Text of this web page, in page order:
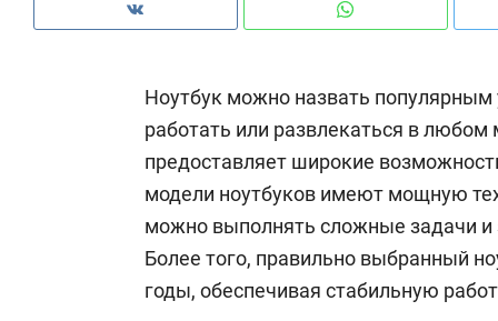
Ноутбук можно назвать популярным
работать или развлекаться в любом
предоставляет широкие
модели ноутбуков имеют мощную
можно выполнять сложные задачи
Более того, правильно выбранный
годы, обеспечивая стабильную
Рекомендуем
Опыт выживания в дикой
природе, работа
Рекомендуем
Мексика,
и вагон с